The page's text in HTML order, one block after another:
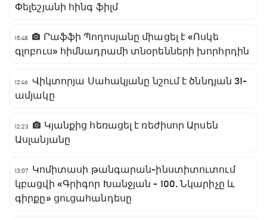
Փելեշյանի հինգ ֆիլմ
15:48
Րաֆֆի Պողոսյանը միացել է «Ոսկե
գլոբուս» հիմնադրամի տնօրենների խորհրդին
12:46 Վիկտորյա Սահակյանը նշում է ծննդյան 31-
ամյակը
12:23
Կյանքից հեռացել է ռեժիսոր Արսեն
Ասլանյանը
13:07
Կոմիտասի թանգարան-ինստիտուտում
կբացվի «Գրիգոր Խանջյան - 100. Նկարիչը և
գիրքը» ցուցահանդեսը